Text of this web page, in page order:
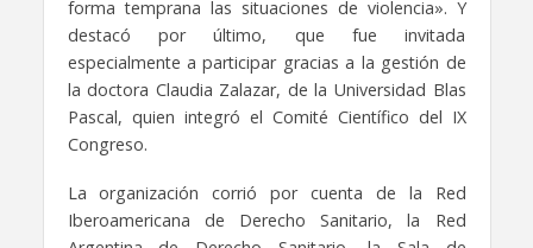
forma temprana las situaciones de violencia». Y
destacó por último, que fue invitada
especialmente a participar gracias a la gestión de
la doctora Claudia Zalazar, de la Universidad Blas
Pascal, quien integró el Comité Científico del IX
Congreso.
La organización corrió por cuenta de la Red
Iberoamericana de Derecho Sanitario, la Red